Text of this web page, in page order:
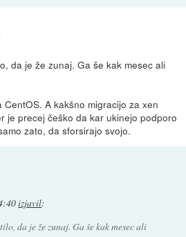
da je že zunaj. Ga še kak mesec ali
A kakšno migracijo za xen
je precej češko da kar ukinejo podporo
zato, da sforsirajo svojo.
izjavil:
da je že zunaj. Ga še kak mesec ali